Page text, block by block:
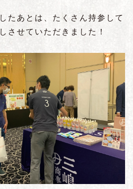
たあとは、たくさん持参して
させていただきました！